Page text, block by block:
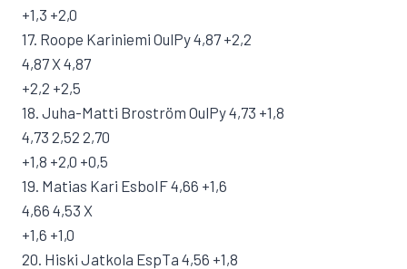
+1,3 +2,0
17. Roope Kariniemi OulPy 4,87 +2,2
4,87 X 4,87
+2,2 +2,5
18. Juha-Matti Broström OulPy 4,73 +1,8
4,73 2,52 2,70
+1,8 +2,0 +0,5
19. Matias Kari EsboIF 4,66 +1,6
4,66 4,53 X
+1,6 +1,0
20. Hiski Jatkola EspTa 4,56 +1,8